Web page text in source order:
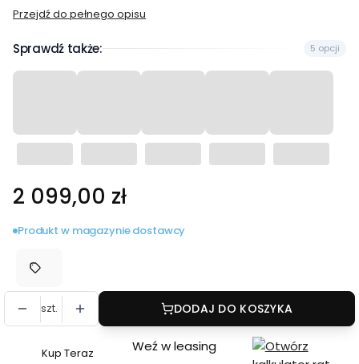
Przejdź do pełnego opisu
Sprawdź także: 5 opcji
Cena
2 099,00 zł
Produkt w magazynie dostawcy
szt. DODAJ DO KOSZYKA
Kup Teraz Weź w leasing